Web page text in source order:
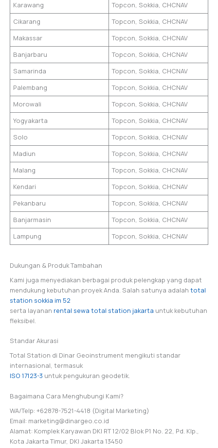
Karawang
Topcon, Sokkia, CHCNAV
Cikarang
Topcon, Sokkia, CHCNAV
Makassar
Topcon, Sokkia, CHCNAV
Banjarbaru
Topcon, Sokkia, CHCNAV
Samarinda
Topcon, Sokkia, CHCNAV
Palembang
Topcon, Sokkia, CHCNAV
Morowali
Topcon, Sokkia, CHCNAV
Yogyakarta
Topcon, Sokkia, CHCNAV
Solo
Topcon, Sokkia, CHCNAV
Madiun
Topcon, Sokkia, CHCNAV
Malang
Topcon, Sokkia, CHCNAV
Kendari
Topcon, Sokkia, CHCNAV
Pekanbaru
Topcon, Sokkia, CHCNAV
Banjarmasin
Topcon, Sokkia, CHCNAV
Lampung
Topcon, Sokkia, CHCNAV
Dukungan & Produk Tambahan
Kami juga menyediakan berbagai produk pelengkap yang dapat
mendukung kebutuhan proyek Anda. Salah satunya adalah total
station sokkia im 52
serta layanan rental sewa total station jakarta untuk kebutuhan
fleksibel.
Standar Akurasi
Total Station di Dinar Geoinstrument mengikuti standar
internasional, termasuk
ISO 17123-3 untuk pengukuran geodetik.
Bagaimana Cara Menghubungi Kami?
WA/Telp: +62878-7521-4418 (Digital Marketing)
Email: marketing@dinargeo.co.id
Alamat: Komplek Karyawan DKI RT 12/02 Blok P1 No. 22, Pd. Klp.,
Kota Jakarta Timur, DKI Jakarta 13450